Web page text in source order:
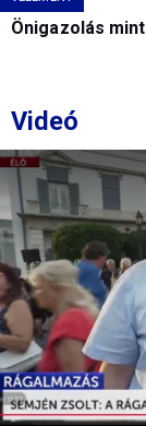
Önigazolás
Videó